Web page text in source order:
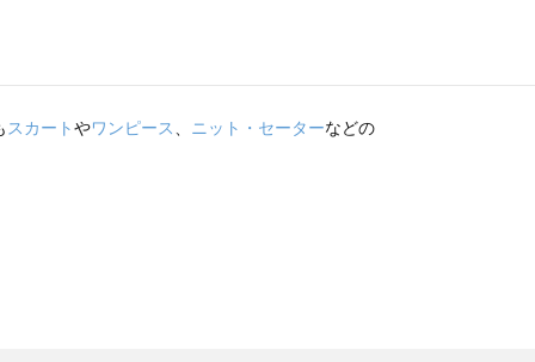
スカートやワンピース、 ニット・セーターなどの